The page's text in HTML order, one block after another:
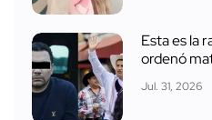
Esta es la
ordenó
Jul. 31, 2026